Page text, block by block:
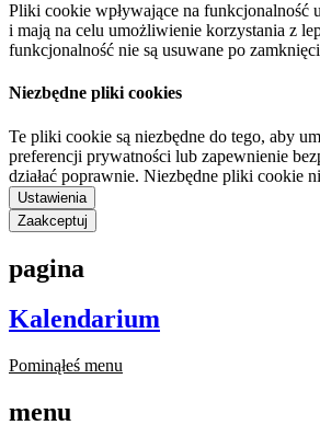
Pliki cookie wpływające na
i mają na celu umożliwienie korzystania z
funkcjonalność nie są usuwane po
Niezbędne pliki cookies
Te pliki cookie są niezbędne do tego, aby
preferencji prywatności lub zapewnienie
działać poprawnie. Niezbędne pliki cookie
Ustawienia
Zaakceptuj
pagina
Kalendarium
Pominąłeś menu
menu